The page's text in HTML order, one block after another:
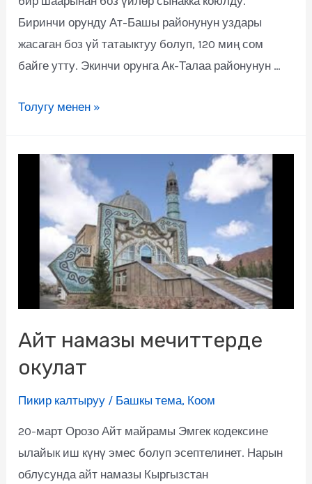
Биринчи орунду Ат-Башы районунун уздары
жасаган боз үй татаыктуу болуп, 120 миң сом
байге утту. Экинчи орунга Ак-Талаа районунун …
Толугу менен »
Айт намазы мечиттерде
окулат
Пикир калтыруу / Башкы тема, Коом
20-март Орозо Айт майрамы Эмгек кодексине
ылайык иш күнү эмес болуп эсептелинет. Нарын
облусунда айт намазы Кыргызстан